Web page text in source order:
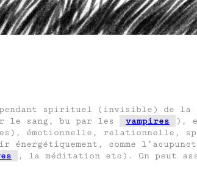
spirituel (invisible) de la
le sang, bu par les
vampires
),
émotionnelle, relationnelle,
énergétiquement, comme
, la méditation etc). On peut